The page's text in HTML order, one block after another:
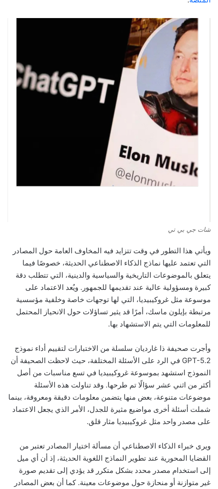
شات جي بي تي
ويأتي هذا التطور في وقت تتزايد فيه المخاوف العامة حول المصادر
التي تعتمد عليها نماذج الذكاء الاصطناعي الحديثة، خصوصًا فيما
يتعلق بالموضوعات التاريخية والسياسية والدينية، التي تتطلب دقة
كبيرة ومسؤولية عالية عند تقديمها للجمهور. ويُعد الاعتماد على
موسوعة مثل غروكيبيديا، التي لها توجهات خاصة وخلفية مؤسسية
مرتبطة بإيلون ماسك، أمرًا قد يثير تساؤلات حول الانحياز المحتمل
للمعلومات التي يتم الاستشهاد بها.
وأجرت صحيفة ذا غارديان سلسلة من الاختبارات لتقييم أداء نموذج
GPT-5.2 في الرد على الأسئلة المختلفة، حيث لاحظت الصحيفة أن
النموذج استشهد بموسوعة غروكيبيديا في تسع مناسبات من أصل
أكثر من اثني عشر سؤالًا تم طرحها. وقد تناولت هذه الأسئلة
موضوعات متنوعة، بعض منها يتضمن معلومات دقيقة ومعروفة، بينما
شملت أسئلة أخرى مواضيع مثيرة للجدل، الأمر الذي يجعل الاعتماد
على مصدر واحد مثل غروكيبيديا مثار قلق.
ويرى خبراء الذكاء الاصطناعي أن مسألة اختيار المصادر تعتبر من
القضايا المحورية عند تطوير النماذج اللغوية الحديثة، إذ أن أي ميل
إلى استخدام مصدر محدد بشكل متكرر قد يؤدي إلى تقديم صورة
غير متوازنة أو منحازة حول موضوعات معينة. كما أن بعض المصادر